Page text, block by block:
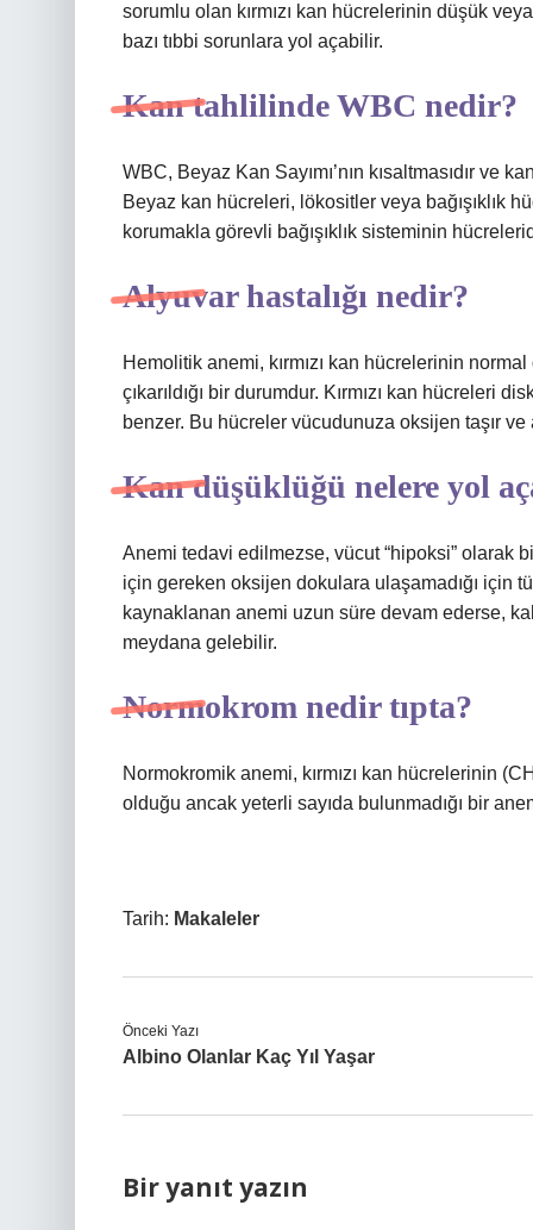
sorumlu olan kırmızı kan hücrelerinin düşük
bazı tıbbi sorunlara yol açabilir.
Kan tahlilinde WBC nedir?
WBC, Beyaz Kan Sayımı’nın kısaltmasıdır ve
Beyaz kan hücreleri, lökositler veya bağışıklık
korumakla görevli bağışıklık sisteminin
Alyuvar hastalığı nedir?
Hemolitik anemi, kırmızı kan hücrelerinin
çıkarıldığı bir durumdur. Kırmızı kan hücreleri
benzer. Bu hücreler vücudunuza oksijen taşır ve
Kan düşüklüğü nelere yol
Anemi tedavi edilmezse, vücut “hipoksi”
için gereken oksijen dokulara ulaşamadığı için
kaynaklanan anemi uzun süre devam ederse,
meydana gelebilir.
Normokrom nedir tıpta?
Normokromik anemi, kırmızı kan hücrelerinin
olduğu ancak yeterli sayıda bulunmadığı bir
Tarih: Makaleler
Önceki Yazı
Albino Olanlar Kaç Yıl Yaşar
Bir yanıt yazın